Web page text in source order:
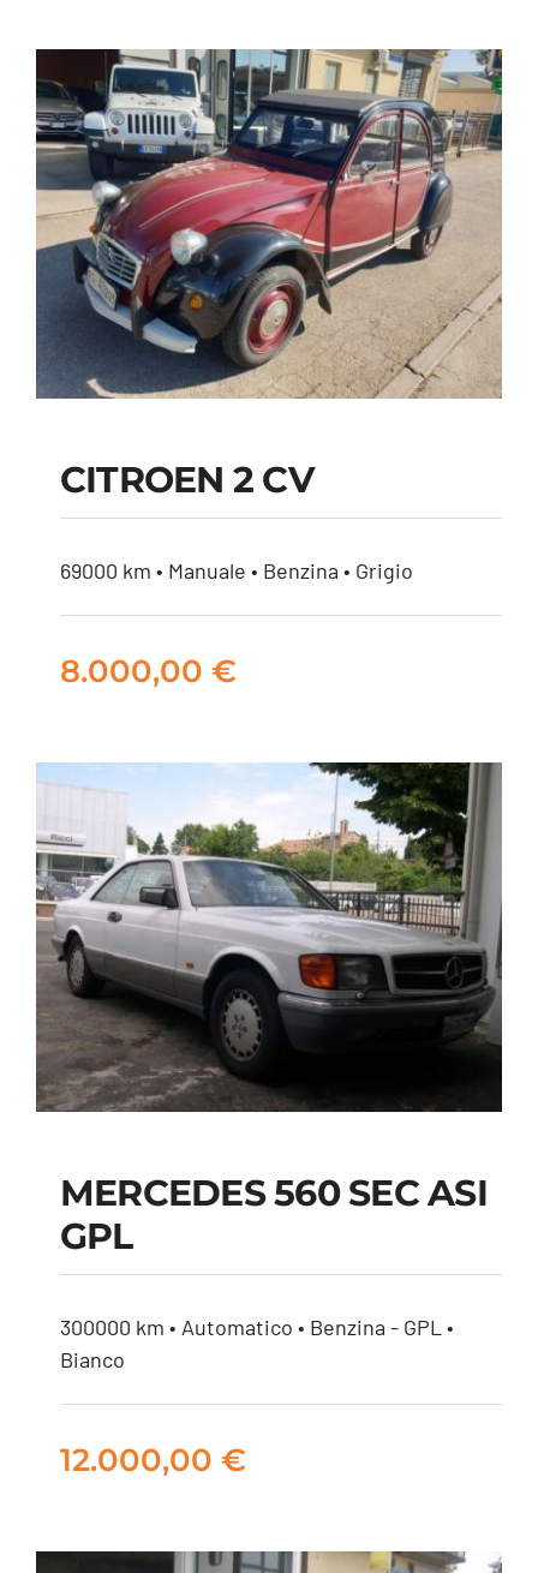
CITROEN 2 CV
CITROEN 2 CV
69000 km • Manuale • Benzina • Grigio
8.000,00 €
MERCEDES 560 SEC
MERCEDES 560 SEC ASI
GPL
300000 km • Automatico • Benzina - GPL •
Bianco
12.000,00 €